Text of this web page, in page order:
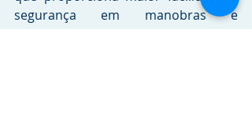
segurança em manobras e